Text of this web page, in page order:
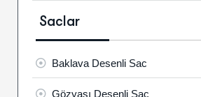
Saclar
Baklava Desenli Sac
Gözyaşı Desenli Sac